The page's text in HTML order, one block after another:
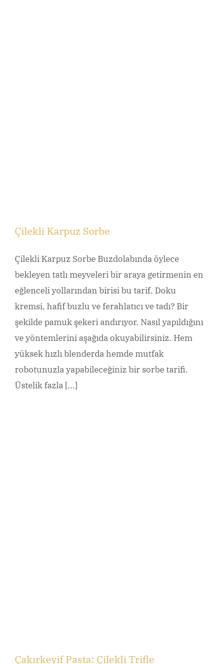
Çilekli Karpuz Sorbe
Çilekli Karpuz Sorbe Buzdolabında öylece
bekleyen tatlı meyveleri bir araya getirmenin en
eğlenceli yollarından birisi bu tarif. Doku
kremsi, hafif buzlu ve ferahlatıcı ve tadı? Bir
şekilde pamuk şekeri andırıyor. Nasıl yapıldığını
ve yöntemlerini aşağıda okuyabilirsiniz. Hem
yüksek hızlı blenderda hemde mutfak
robotunuzla yapabileceğiniz bir sorbe tarifi.
Üstelik fazla [...]
Çakırkeyif Pasta: Çilekli Trifle